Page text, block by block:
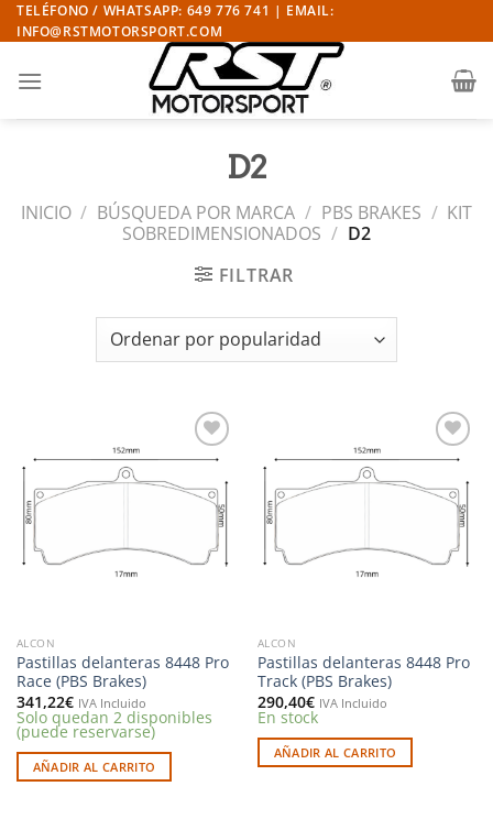
Saltar
al
TELÉFONO / WHATSAPP: 649 776 741 | EMAIL:
INFO@RSTMOTORSPORT.COM
D2
INICIO / BÚSQUEDA POR MARCA / PBS BRAKES / KIT
SOBREDIMENSIONADOS / D2
FILTRAR
Añadir
lista de
deseos
ALCON
Pastillas delanteras 8448 Pro
Race (PBS Brakes)
341,22€ IVA Incluido
Solo quedan 2 disponibles
(puede reservarse)
AÑADIR AL CARRITO
Añadir
lista de
deseos
ALCON
Pastillas delanteras 8448 Pro
Track (PBS Brakes)
290,40€ IVA Incluido
En stock
AÑADIR AL CARRITO